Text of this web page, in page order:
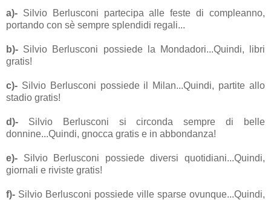
a)- Silvio Berlusconi partecipa alle feste di compleanno,
portando con sè sempre splendidi regali...
b)- Silvio Berlusconi possiede la Mondadori...Quindi, libri
gratis!
c)- Silvio Berlusconi possiede il Milan...Quindi, partite allo
stadio gratis!
d)- Silvio Berlusconi si circonda sempre di belle
donnine...Quindi, gnocca gratis e in abbondanza!
e)- Silvio Berlusconi possiede diversi quotidiani...Quindi,
giornali e riviste gratis!
f)- Silvio Berlusconi possiede ville sparse ovunque...Quindi,